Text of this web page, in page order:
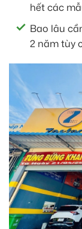
hết các
Bao lâu
2 năm tùy